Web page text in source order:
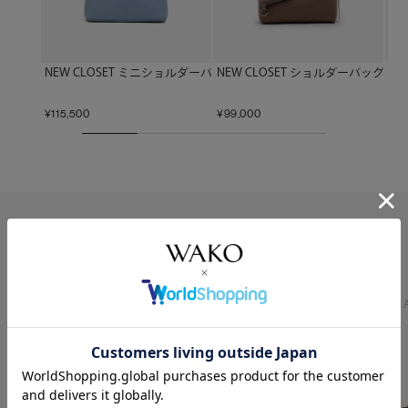
NEW CLOSET ミニショルダーバッグ ライトブルー
¥115,500
NEW CLOSET ショルダーバッグ ス
¥99,000
ARTS&CULTURE